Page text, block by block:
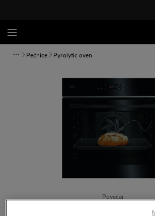
Pećnice Pyrolytic oven
Povećaj